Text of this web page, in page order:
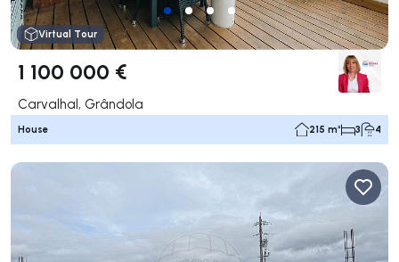
Virtual Tour
1 100 000 €
Carvalhal, Grândola
House 215 m² 3 4